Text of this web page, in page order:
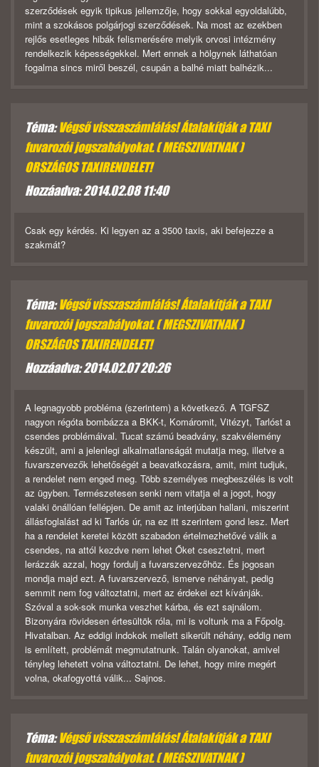
szerződések egyik tipikus jellemzője, hogy sokkal egyoldalúbb,
mint a szokásos polgárjogi szerződések. Na most az ezekben
rejlős esetleges hibák felismerésére melyik orvosi intézmény
rendelkezik képességekkel. Mert ennek a hölgynek láthatóan
fogalma sincs miről beszél, csupán a balhé miatt balhézik...
Téma:Végső visszaszámlálás! Átalakítják a TAXI
fuvarozói jogszabályokat. ( MEGSZIVATNAK )
ORSZÁGOS TAXIRENDELET!
Hozzáadva: 2014.02.08 11:40
Csak egy kérdés. Ki legyen az a 3500 taxis, aki befejezze a
szakmát?
Téma:Végső visszaszámlálás! Átalakítják a TAXI
fuvarozói jogszabályokat. ( MEGSZIVATNAK )
ORSZÁGOS TAXIRENDELET!
Hozzáadva: 2014.02.07 20:26
A legnagyobb probléma (szerintem) a következő. A TGFSZ
nagyon régóta bombázza a BKK-t, Komáromit, Vitézyt, Tarlóst a
csendes problémáival. Tucat számú beadvány, szakvélemény
készült, ami a jelenlegi alkalmatlanságát mutatja meg, illetve a
fuvarszervezők lehetőségét a beavatkozásra, amit, mint tudjuk,
a rendelet nem enged meg. Több személyes megbeszélés is volt
az ügyben. Természetesen senki nem vitatja el a jogot, hogy
valaki önállóan fellépjen. De amit az interjúban hallani, miszerint
állásfoglalást ad ki Tarlós úr, na ez itt szerintem gond lesz. Mert
ha a rendelet keretei között szabadon értelmezhetővé válik a
csendes, na attól kezdve nem lehet Őket csesztetni, mert
lerázzák azzal, hogy fordulj a fuvarszervezőhöz. És jogosan
mondja majd ezt. A fuvarszervező, ismerve néhányat, pedig
semmit nem fog változtatni, mert az érdekei ezt kívánják.
Szóval a sok-sok munka veszhet kárba, és ezt sajnálom.
Bizonyára rövidesen értesültök róla, mi is voltunk ma a Főpolg.
Hivatalban. Az eddigi indokok mellett sikerült néhány, eddig nem
is említett, problémát megmutatnunk. Talán olyanokat, amivel
tényleg lehetett volna változtatni. De lehet, hogy mire megért
volna, okafogyottá válik... Sajnos.
Téma:Végső visszaszámlálás! Átalakítják a TAXI
fuvarozói jogszabályokat. ( MEGSZIVATNAK )